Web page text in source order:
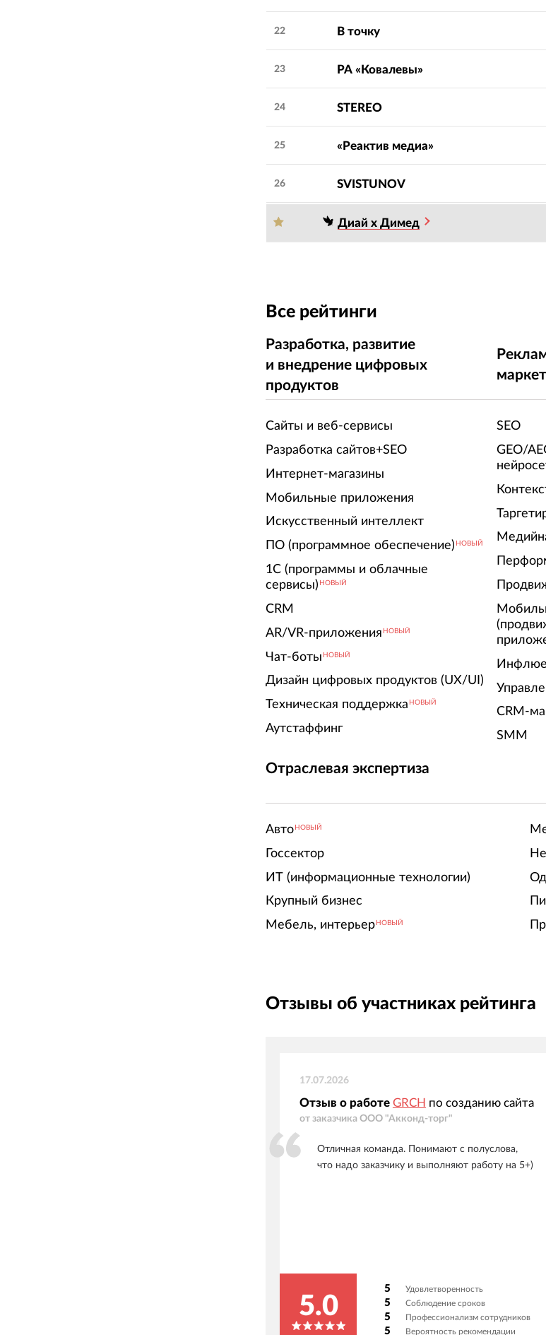
22 В точку
23 РА «Ковалевы»
24 STEREO
25 «Реактив медиа»
26 SVISTUNOV
Диай х Димед
Все рейтинги
Разработка, развитие
и внедрение цифровых
продуктов
Сайты и веб-сервисы
Разработка сайтов+SEO
Интернет-магазины
Мобильные приложения
Искусственный интеллект
ПО (программное обеспечение) НОВЫЙ
1С (программы и облачные
сервисы) НОВЫЙ
CRM
AR/VR-приложения НОВЫЙ
Чат-боты НОВЫЙ
Дизайн цифровых продуктов (UX/UI)
Техническая поддержка НОВЫЙ
Аутстаффинг
SEO
GEO/
CRM-
SMM
Отраслевая экспертиза
Авто НОВЫЙ
Госсектор
ИТ (информационные технологии)
Крупный бизнес
Мебель, интерьер НОВЫЙ
Отзывы об участниках рейтинга
17.07.2026
Отзыв о работе GRCH по созданию сайта
от заказчика ООО "Акконд-торг"
Отличная команда. Понимают с полуслова,
что надо заказчику и выполняют работу на 5+)
5.0
5 Удовлетворенность
5 Соблюдение сроков
5 Профессионализм сотрудников
5 Вероятность рекомендации